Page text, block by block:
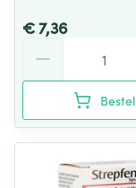
€ 7,36
Bestel